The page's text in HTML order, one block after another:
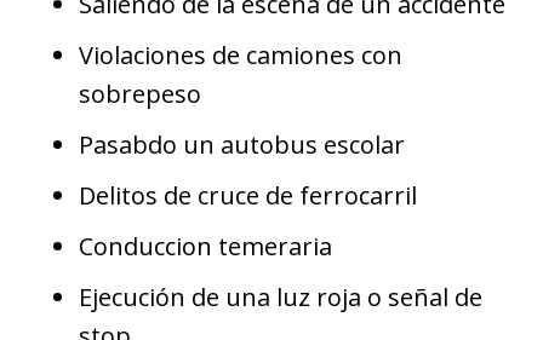
Violaciones de camiones con
sobrepeso
Pasabdo un autobus escolar
Delitos de cruce de ferrocarril
Conduccion temeraria
Ejecución de una luz roja o señal de